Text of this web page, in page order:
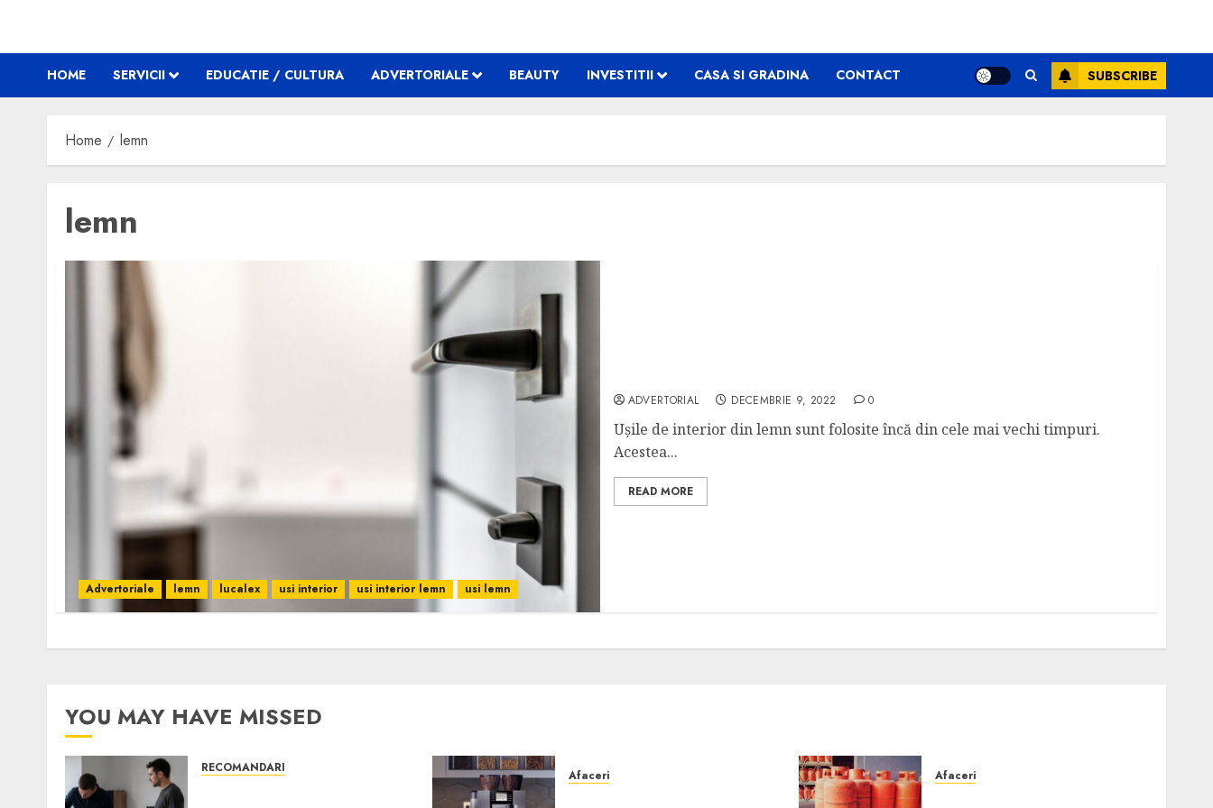
HOME SERVICII EDUCATIE / CULTURA ADVERTORIALE BEAUTY INVESTITII CASA SI GRADINA CONTACT SUBSCRIBE
Home lemn
lemn
Advertoriale lemn lucalex usi interior usi interior lemn usi lemn
ADVERTORIAL DECEMBRIE 9, 2022 0
Ușile de interior din lemn sunt folosite încă din cele mai vechi timpuri.
Acestea...
READ MORE
YOU MAY HAVE MISSED
RECOMANDARI Afaceri Afaceri